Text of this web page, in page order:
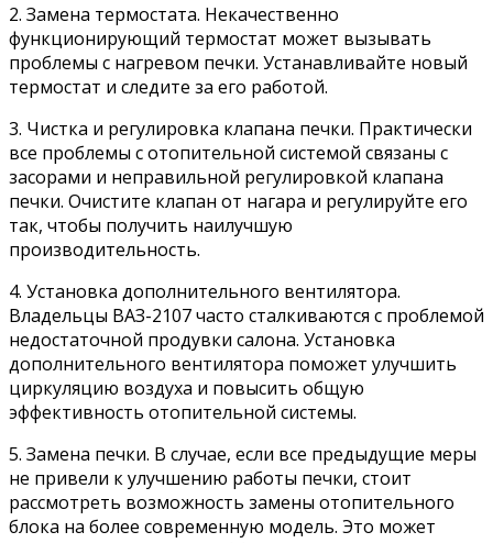
2. Замена термостата. Некачественно
функционирующий термостат может вызывать
проблемы с нагревом печки. Устанавливайте новый
термостат и следите за его работой.
3. Чистка и регулировка клапана печки. Практически
все проблемы с отопительной системой связаны с
засорами и неправильной регулировкой клапана
печки. Очистите клапан от нагара и регулируйте его
так, чтобы получить наилучшую
производительность.
4. Установка дополнительного вентилятора.
Владельцы ВАЗ-2107 часто сталкиваются с проблемой
недостаточной продувки салона. Установка
дополнительного вентилятора поможет улучшить
циркуляцию воздуха и повысить общую
эффективность отопительной системы.
5. Замена печки. В случае, если все предыдущие меры
не привели к улучшению работы печки, стоит
рассмотреть возможность замены отопительного
блока на более современную модель. Это может